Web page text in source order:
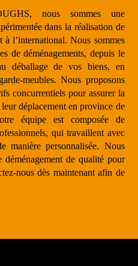
nous sommes une
dans la réalisation de
à l’international. Nous sommes
de déménagements, depuis le
déballage de vos biens, en
meubles. Nous proposons
concurrentiels pour assurer la
déplacement en province de
équipe est composée de
qui travaillent avec
manière personnalisée. Nous
déménagement de qualité pour
nous dès maintenant afin de